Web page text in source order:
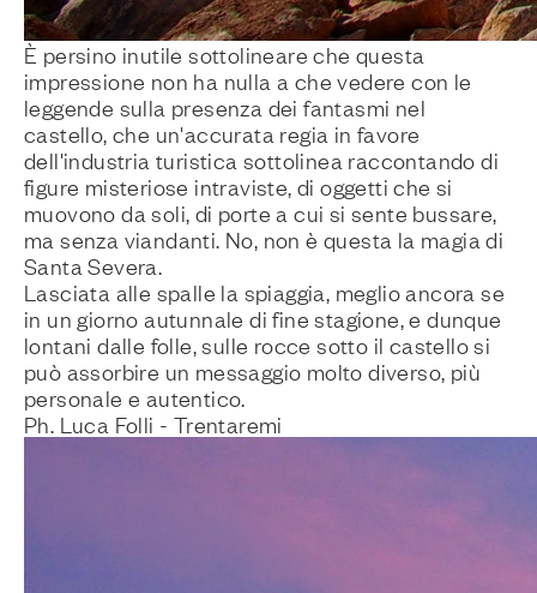
È persino inutile sottolineare che questa
impressione non ha nulla a che vedere con le
leggende sulla presenza dei fantasmi nel
castello, che un'accurata regia in favore
dell'industria turistica sottolinea raccontando di
figure misteriose intraviste, di oggetti che si
muovono da soli, di porte a cui si sente bussare,
ma senza viandanti. No, non è questa la magia di
Santa Severa.
Lasciata alle spalle la spiaggia, meglio ancora se
in un giorno autunnale di fine stagione, e dunque
lontani dalle folle, sulle rocce sotto il castello si
può assorbire un messaggio molto diverso, più
personale e autentico.
Ph. Luca Folli - Trentaremi